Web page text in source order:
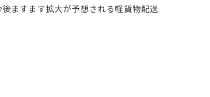
ますます拡大が予想される軽貨物配送